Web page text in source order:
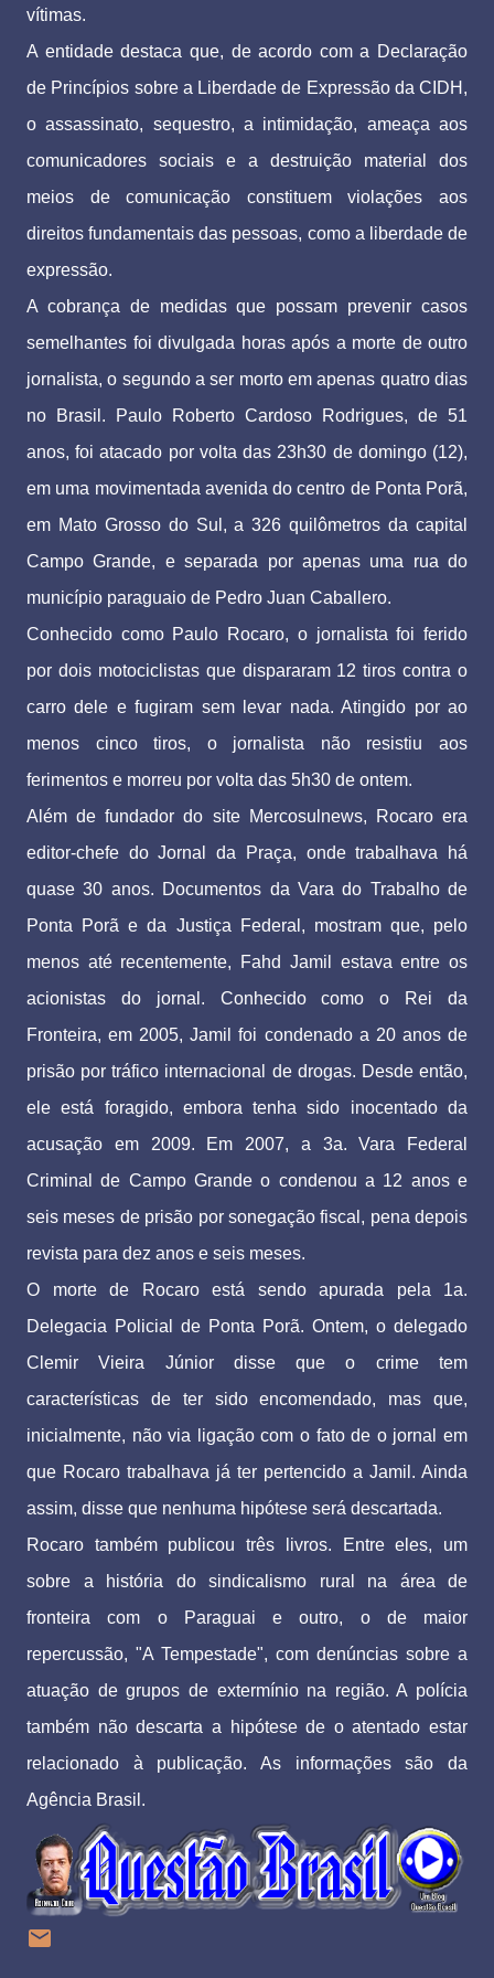
vítimas.
A entidade destaca que, de acordo com a Declaração
de Princípios sobre a Liberdade de Expressão da CIDH,
o assassinato, sequestro, a intimidação, ameaça aos
comunicadores sociais e a destruição material dos
meios de comunicação constituem violações aos
direitos fundamentais das pessoas, como a liberdade de
expressão.
A cobrança de medidas que possam prevenir casos
semelhantes foi divulgada horas após a morte de outro
jornalista, o segundo a ser morto em apenas quatro dias
no Brasil. Paulo Roberto Cardoso Rodrigues, de 51
anos, foi atacado por volta das 23h30 de domingo (12),
em uma movimentada avenida do centro de Ponta Porã,
em Mato Grosso do Sul, a 326 quilômetros da capital
Campo Grande, e separada por apenas uma rua do
município paraguaio de Pedro Juan Caballero.
Conhecido como Paulo Rocaro, o jornalista foi ferido
por dois motociclistas que dispararam 12 tiros contra o
carro dele e fugiram sem levar nada. Atingido por ao
menos cinco tiros, o jornalista não resistiu aos
ferimentos e morreu por volta das 5h30 de ontem.
Além de fundador do site Mercosulnews, Rocaro era
editor-chefe do Jornal da Praça, onde trabalhava há
quase 30 anos. Documentos da Vara do Trabalho de
Ponta Porã e da Justiça Federal, mostram que, pelo
menos até recentemente, Fahd Jamil estava entre os
acionistas do jornal. Conhecido como o Rei da
Fronteira, em 2005, Jamil foi condenado a 20 anos de
prisão por tráfico internacional de drogas. Desde então,
ele está foragido, embora tenha sido inocentado da
acusação em 2009. Em 2007, a 3a. Vara Federal
Criminal de Campo Grande o condenou a 12 anos e
seis meses de prisão por sonegação fiscal, pena depois
revista para dez anos e seis meses.
O morte de Rocaro está sendo apurada pela 1a.
Delegacia Policial de Ponta Porã. Ontem, o delegado
Clemir Vieira Júnior disse que o crime tem
características de ter sido encomendado, mas que,
inicialmente, não via ligação com o fato de o jornal em
que Rocaro trabalhava já ter pertencido a Jamil. Ainda
assim, disse que nenhuma hipótese será descartada.
Rocaro também publicou três livros. Entre eles, um
sobre a história do sindicalismo rural na área de
fronteira com o Paraguai e outro, o de maior
repercussão, "A Tempestade", com denúncias sobre a
atuação de grupos de extermínio na região. A polícia
também não descarta a hipótese de o atentado estar
relacionado à publicação. As informações são da
Agência Brasil.